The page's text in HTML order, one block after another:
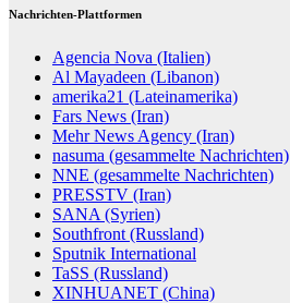
Nachrichten-Plattformen
Agencia Nova (Italien)
Al Mayadeen (Libanon)
amerika21 (Lateinamerika)
Fars News (Iran)
Mehr News Agency (Iran)
nasuma (gesammelte Nachrichten)
NNE (gesammelte Nachrichten)
PRESSTV (Iran)
SANA (Syrien)
Southfront (Russland)
Sputnik International
TaSS (Russland)
XINHUANET (China)